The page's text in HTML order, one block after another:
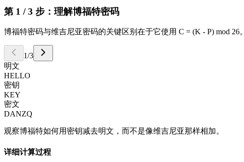
第 1 / 3 步：理解博福特密码
博福特密码与维吉尼亚密码的关键区别在于它使用 C = (K - P) mod 26。
1/3
明文
HELLO
密钥
KEY
密文
DANZQ
观察博福特如何用密钥减去明文，而不是像维吉尼亚那样相加。
详细计算过程